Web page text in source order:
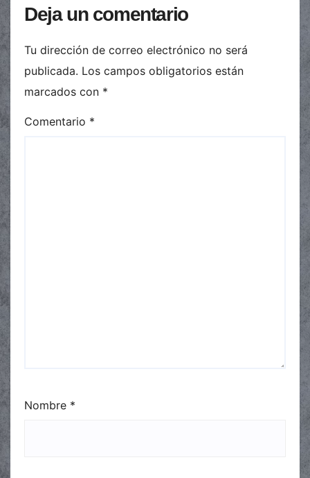
Deja un comentario
Tu dirección de correo electrónico no será
publicada. Los campos obligatorios están
marcados con *
Comentario *
Nombre *